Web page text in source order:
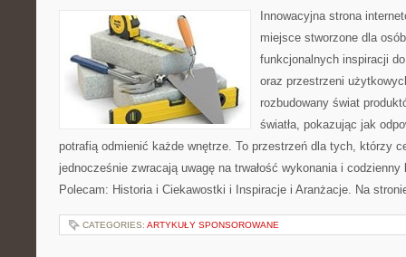
Innowacyjna strona
miejsce stworzone dla
funkcjonalnych inspiracji
oraz przestrzeni
rozbudowany świat
światła, pokazując jak
potrafią odmienić każde wnętrze. To przestrzeń dla tych, którzy
jednocześnie zwracają uwagę na trwałość wykonania i
Polecam: Historia i Ciekawostki i Inspiracje i Aranżacje. Na
CATEGORIES: ARTYKUŁY SPONSOROWANE